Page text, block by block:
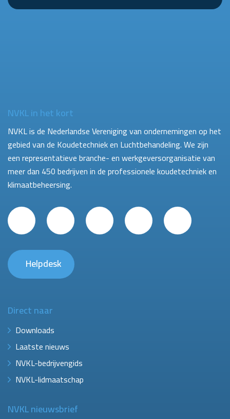
NVKL in het kort
NVKL is de Nederlandse Vereniging van ondernemingen op het
gebied van de Koudetechniek en Luchtbehandeling. We zijn
een representatieve branche- en werkgeversorganisatie van
meer dan 450 bedrijven in de professionele koudetechniek en
klimaatbeheersing.
Helpdesk
Direct naar
Downloads
Laatste nieuws
NVKL-bedrijvengids
NVKL-lidmaatschap
NVKL nieuwsbrief